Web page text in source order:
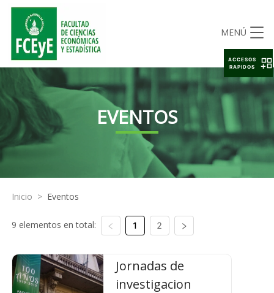
MENÚ
EVENTOS
Inicio > Eventos
9 elementos en total: 1 2
Jornadas de
investigacion
ACCESOS
RAPIDOS